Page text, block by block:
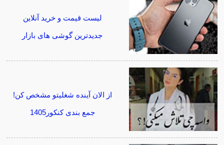
لیست قیمت و خرید آنلاین
جدیدترین گوشی های بازار
از الان آینده شغلیتو مشخص کن!
جمع بندی کنکور1405